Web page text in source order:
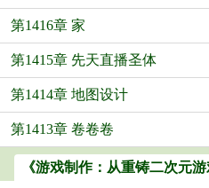
第1416章 家
第1415章 先天直播圣体
第1414章 地图设计
第1413章 卷卷卷
《游戏制作：从重铸二次元